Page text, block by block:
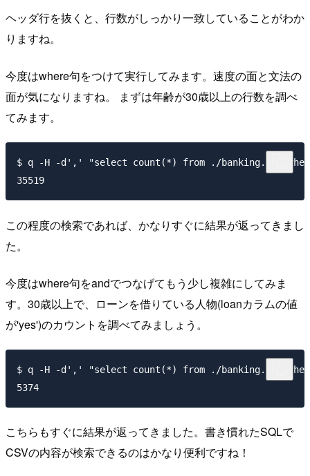
ヘッダ行を抜くと、行数がしっかり一致していることがわか
りますね。
今度はwhere句をつけて実行してみます。速度の面と文法の
面が気になりますね。 まずは年齢が30歳以上の行数を調べ
てみます。
$ q -H -d',' "select count(*) from ./banking.csv
この程度の検索であれば、かなりすぐに結果が返ってきまし
た。
今度はwhere句をandでつなげてもう少し複雑にしてみま
す。30歳以上で、ローンを借りている人物(loanカラムの値
が'yes')のカウントを調べてみましょう。
$ q -H -d',' "select count(*) from ./banking.csv
こちらもすぐに結果が返ってきました。書き慣れたSQLで
CSVの内容が検索できるのはかなり便利ですね！